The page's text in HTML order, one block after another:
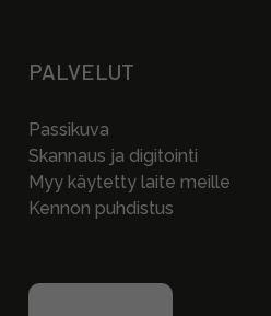
PALVELUT
Passikuva
Skannaus ja digitointi
Myy käytetty laite meille
Kennon puhdistus